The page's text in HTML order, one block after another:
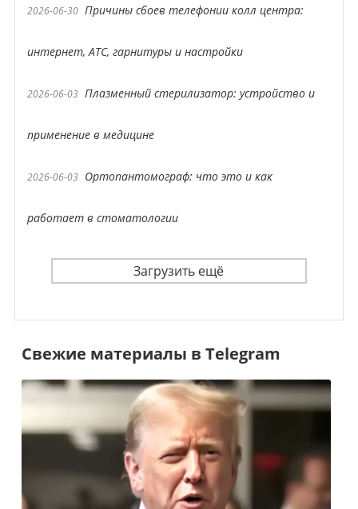
2026-06-30 Причины сбоев телефонии колл центра:
интернет, АТС, гарнитуры и настройки
2026-06-03 Плазменный стерилизатор: устройство и
применение в медицине
2026-06-03 Ортопантомограф: что это и как
работает в стоматологии
Загрузить ещё
Свежие материалы в Telegram